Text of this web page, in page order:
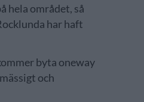
hela området, så
har haft
byta oneway
och